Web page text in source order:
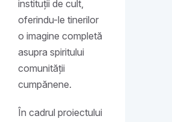
instituții de cult,
oferindu-le tinerilor
o imagine completă
asupra spiritului
comunității
cumpănene.
În cadrul proiectului